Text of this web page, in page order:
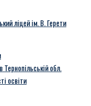
Тернопільській обл.
освіти